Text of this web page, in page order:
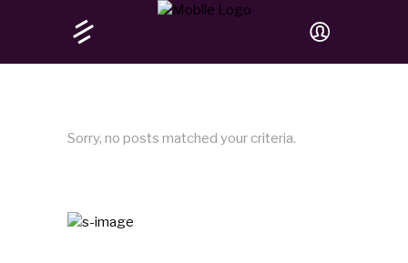
Sorry, no posts matched your criteria.